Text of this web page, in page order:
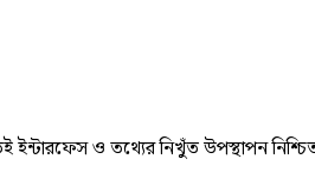
ইন্টারফেস ও তথ্যের নিখুঁত উপস্থাপন